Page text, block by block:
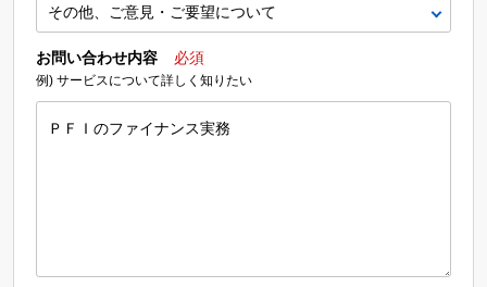
お問い合わせ内容 必須
例) サービスについて詳しく知りたい